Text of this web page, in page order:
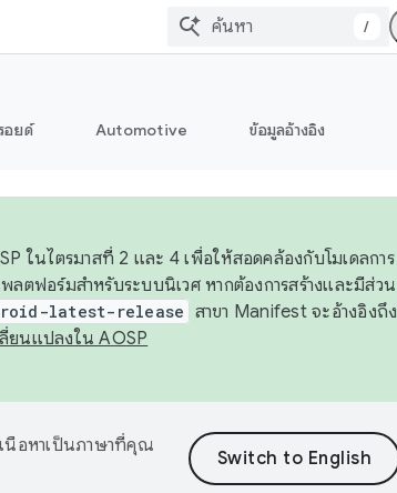
/
อยด์ Automotive ข้อมูลอ้างอิง
ในไตรมาสที่ 2 และ 4 เพื่อให้สอดคล้องกับโมเดลการ
ฟอร์มสำหรับระบบนิเวศ หากต้องการสร้างและมีส่วน
latest-release สาขา Manifest จะอ้างอิงถึง
ลี่ยนแปลงใน AOSP
นื้อหาเป็นภาษาที่คุณ